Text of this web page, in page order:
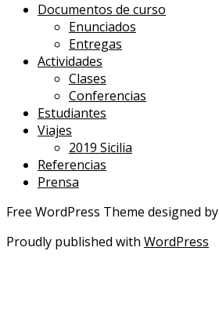
Documentos de curso
Enunciados
Entregas
Actividades
Clases
Conferencias
Estudiantes
Viajes
2019 Sicilia
Referencias
Prensa
Free WordPress Theme designed by
Proudly published with WordPress